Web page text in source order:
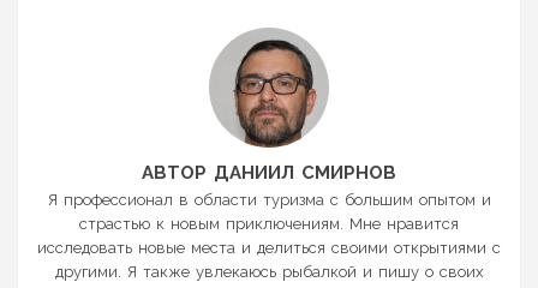
АВТОР ДАНИИЛ СМИРНОВ
Я профессионал в области туризма с большим опытом и
страстью к новым приключениям. Мне нравится
исследовать новые места и делиться своими открытиями с
другими. Я также увлекаюсь рыбалкой и пишу о своих